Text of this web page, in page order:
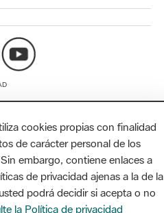
1a planta. Badajoz, 49.
/ xarxaparcs@diba.cat
cookies propias con finalidad
de carácter personal de los
embargo, contiene enlaces a
de privacidad ajenas a la de la
podrá decidir si acepta o no
la Política de privacidad